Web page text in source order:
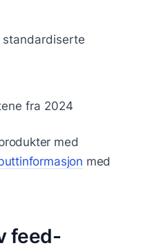
standardiserte
fra 2024
med
med
feed-